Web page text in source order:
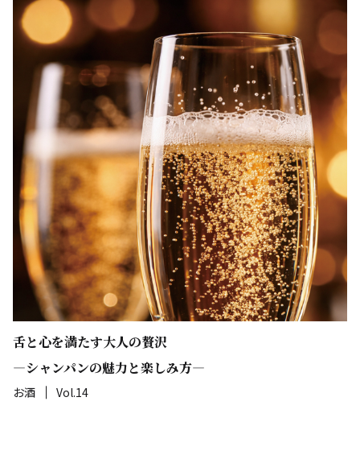
舌と心を満たす大人の贅沢
―シャンパンの魅力と楽しみ方―
お酒 Vol.14